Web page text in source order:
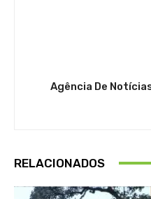
Agência De
RELACIONADOS